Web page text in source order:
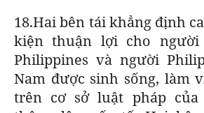
18.Hai bên tái khẳng định
kiện thuận lợi cho
Philippines và người
Nam được sinh sống, làm
trên cơ sở luật pháp